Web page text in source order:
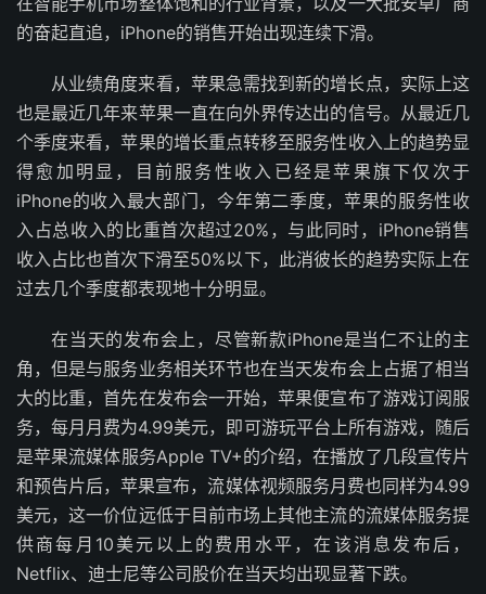
的奋起直追，iPhone的销售开始出现连续下滑。
从业绩角度来看，苹果急需找到新的增长点，实际上这
也是最近几年来苹果一直在向外界传达出的信号。从最近几
个季度来看，苹果的增长重点转移至服务性收入上的趋势显
得愈加明显，目前服务性收入已经是苹果旗下仅次于
iPhone的收入最大部门，今年第二季度，苹果的服务性收
入占总收入的比重首次超过20%，与此同时，iPhone销售
收入占比也首次下滑至50%以下，此消彼长的趋势实际上在
过去几个季度都表现地十分明显。
在当天的发布会上，尽管新款iPhone是当仁不让的主
角，但是与服务业务相关环节也在当天发布会上占据了相当
大的比重，首先在发布会一开始，苹果便宣布了游戏订阅服
务，每月月费为4.99美元，即可游玩平台上所有游戏，随后
是苹果流媒体服务Apple TV+的介绍，在播放了几段宣传片
和预告片后，苹果宣布，流媒体视频服务月费也同样为4.99
美元，这一价位远低于目前市场上其他主流的流媒体服务提
供商每月10美元以上的费用水平，在该消息发布后，
Netflix、迪士尼等公司股价在当天均出现显著下跌。